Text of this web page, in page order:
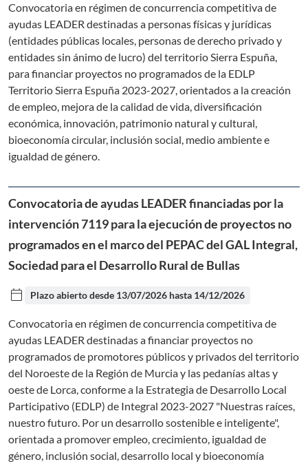
Convocatoria en régimen de concurrencia competitiva de
ayudas LEADER destinadas a personas físicas y jurídicas
(entidades públicas locales, personas de derecho privado y
entidades sin ánimo de lucro) del territorio Sierra Espuña,
para financiar proyectos no programados de la EDLP
Territorio Sierra Espuña 2023-2027, orientados a la creación
de empleo, mejora de la calidad de vida, diversificación
económica, innovación, patrimonio natural y cultural,
bioeconomía circular, inclusión social, medio ambiente e
igualdad de género.
Convocatoria de ayudas LEADER financiadas por la
intervención 7119 para la ejecución de proyectos no
programados en el marco del PEPAC del GAL Integral,
Sociedad para el Desarrollo Rural de Bullas
calendar_today Plazo abierto desde 13/07/2026 hasta 14/12/2026
Convocatoria en régimen de concurrencia competitiva de
ayudas LEADER destinadas a financiar proyectos no
programados de promotores públicos y privados del territorio
del Noroeste de la Región de Murcia y las pedanías altas y
oeste de Lorca, conforme a la Estrategia de Desarrollo Local
Participativo (EDLP) de Integral 2023-2027 "Nuestras raíces,
nuestro futuro. Por un desarrollo sostenible e inteligente",
orientada a promover empleo, crecimiento, igualdad de
género, inclusión social, desarrollo local y bioeconomía